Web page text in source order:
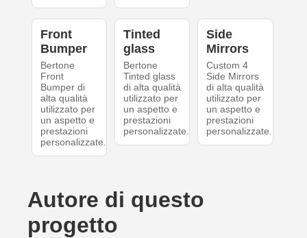
Front
Bumper
Bertone
Front
Bumper di
alta qualità
utilizzato per
un aspetto e
prestazioni
personalizzate.
Tinted
glass
Bertone
Tinted glass
di alta qualità
utilizzato per
un aspetto e
prestazioni
personalizzate.
Side
Mirrors
Custom 4
Side Mirrors
di alta qualità
utilizzato per
un aspetto e
prestazioni
personalizzate.
Autore di questo
progetto